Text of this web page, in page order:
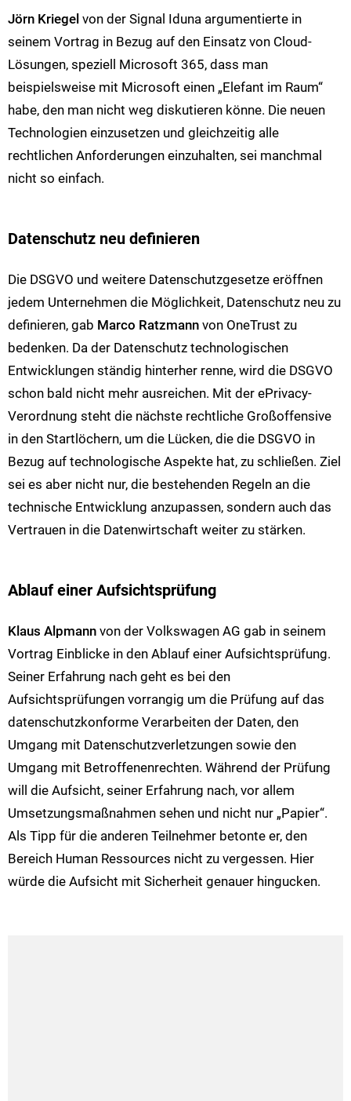
Jörn Kriegel von der Signal Iduna argumentierte in
seinem Vortrag in Bezug auf den Einsatz von Cloud-
Lösungen, speziell Microsoft 365, dass man
beispielsweise mit Microsoft einen „Elefant im Raum“
habe, den man nicht weg diskutieren könne. Die neuen
Technologien einzusetzen und gleichzeitig alle
rechtlichen Anforderungen einzuhalten, sei manchmal
nicht so einfach.
Datenschutz neu definieren
Die DSGVO und weitere Datenschutzgesetze eröffnen
jedem Unternehmen die Möglichkeit, Datenschutz neu zu
definieren, gab Marco Ratzmann von OneTrust zu
bedenken. Da der Datenschutz technologischen
Entwicklungen ständig hinterher renne, wird die DSGVO
schon bald nicht mehr ausreichen. Mit der ePrivacy-
Verordnung steht die nächste rechtliche Großoffensive
in den Startlöchern, um die Lücken, die die DSGVO in
Bezug auf technologische Aspekte hat, zu schließen. Ziel
sei es aber nicht nur, die bestehenden Regeln an die
technische Entwicklung anzupassen, sondern auch das
Vertrauen in die Datenwirtschaft weiter zu stärken.
Ablauf einer Aufsichtsprüfung
Klaus Alpmann von der Volkswagen AG gab in seinem
Vortrag Einblicke in den Ablauf einer Aufsichtsprüfung.
Seiner Erfahrung nach geht es bei den
Aufsichtsprüfungen vorrangig um die Prüfung auf das
datenschutzkonforme Verarbeiten der Daten, den
Umgang mit Datenschutzverletzungen sowie den
Umgang mit Betroffenenrechten. Während der Prüfung
will die Aufsicht, seiner Erfahrung nach, vor allem
Umsetzungsmaßnahmen sehen und nicht nur „Papier“.
Als Tipp für die anderen Teilnehmer betonte er, den
Bereich Human Ressources nicht zu vergessen. Hier
würde die Aufsicht mit Sicherheit genauer hingucken.